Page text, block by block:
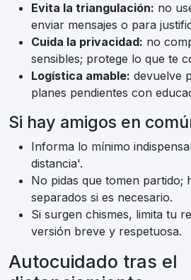
Evita la triangulación: no
enviar mensajes o para
Cuida la privacidad: no
sensibles; protege lo que te
Logística amable: devuelve
planes pendientes con
Si hay amigos en
Informa lo mínimo
distancia'.
No pidas que tomen partido;
separados si es necesario.
Si surgen chismes, limita tu
versión breve y respetuosa.
Autocuidado tras el